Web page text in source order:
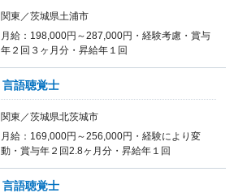
関東／茨城県土浦市
月給：198,000円～287,000円・経験考慮・賞与
年２回３ヶ月分・昇給年１回
言語聴覚士
関東／茨城県北茨城市
月給：169,000円～256,000円・経験により変
動・賞与年２回2.8ヶ月分・昇給年１回
言語聴覚士